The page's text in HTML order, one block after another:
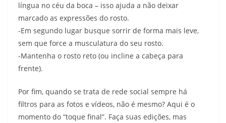
língua no céu da boca – isso ajuda a não deixar
marcado as expressões do rosto.
-Em segundo lugar busque sorrir de forma mais leve,
sem que force a musculatura do seu rosto.
-Mantenha o rosto reto (ou incline a cabeça para
frente).
Por fim, quando se trata de rede social sempre há
filtros para as fotos e vídeos, não é mesmo? Aqui é o
momento do “toque final”. Faça suas edições, mas